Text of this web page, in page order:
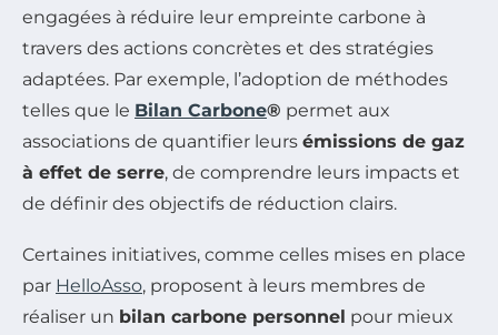
engagées à réduire leur empreinte carbone à
travers des actions concrètes et des stratégies
adaptées. Par exemple, l’adoption de méthodes
telles que le Bilan Carbone® permet aux
associations de quantifier leurs émissions de gaz
à effet de serre, de comprendre leurs impacts et
de définir des objectifs de réduction clairs.
Certaines initiatives, comme celles mises en place
par HelloAsso, proposent à leurs membres de
réaliser un bilan carbone personnel pour mieux